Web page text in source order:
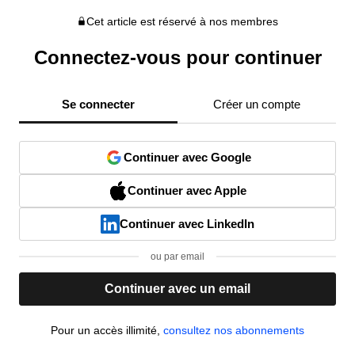
Cet article est réservé à nos membres
Connectez-vous pour continuer
Se connecter Créer un compte
Continuer avec Google
Continuer avec Apple
Continuer avec LinkedIn
ou par email
Continuer avec un email
Pour un accès illimité, consultez nos abonnements